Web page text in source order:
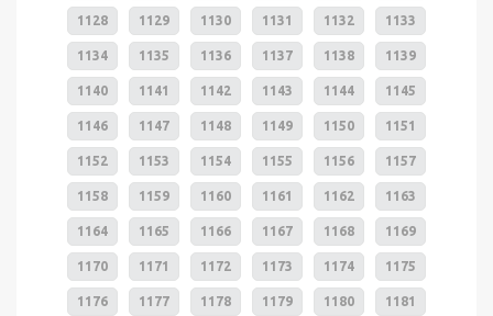
1128 1129 1130 1131 1132 1133
1134 1135 1136 1137 1138 1139
1140 1141 1142 1143 1144 1145
1146 1147 1148 1149 1150 1151
1152 1153 1154 1155 1156 1157
1158 1159 1160 1161 1162 1163
1164 1165 1166 1167 1168 1169
1170 1171 1172 1173 1174 1175
1176 1177 1178 1179 1180 1181